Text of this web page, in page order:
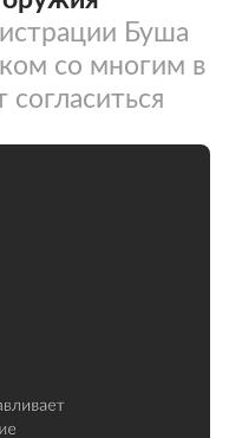
Буша
со многим в